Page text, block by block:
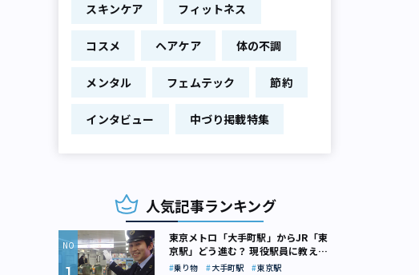
スキンケア フィットネス
コスメ ヘアケア 体の不調
メンタル フェムテック 節約
インタビュー 中づり掲載特集
人気記事ランキング
東京メトロ「大手町駅」からJR「東
京駅」どう進む？ 現役駅員に教えて
もらいました
乗り物 大手町駅
東京駅